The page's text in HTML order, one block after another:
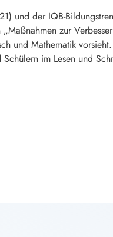
und der IQB-
zur
und Mathematik
im Lesen und